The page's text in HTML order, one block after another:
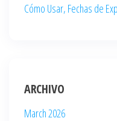
Cómo Usar, Fechas de
ARCHIVO
March 2026